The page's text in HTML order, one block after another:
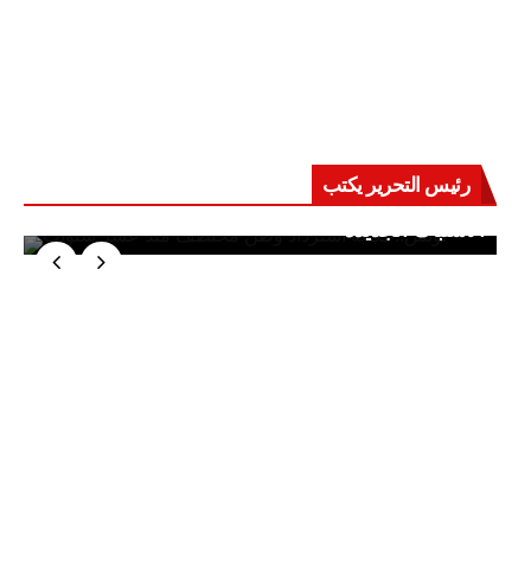
رئيس التحرير يكتب
حرب على العقول.. حادثة دمياط تكشف قواعد